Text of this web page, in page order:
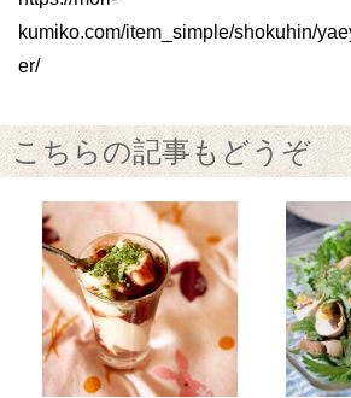
kumiko.com/item_simple/shokuhin/
er/
こちらの記事もどうぞ